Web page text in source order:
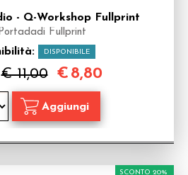
- Q-Workshop Fullprint
Fullprint
DISPONIBILE
€ 11,00 € 8,80
SCONTO 20%